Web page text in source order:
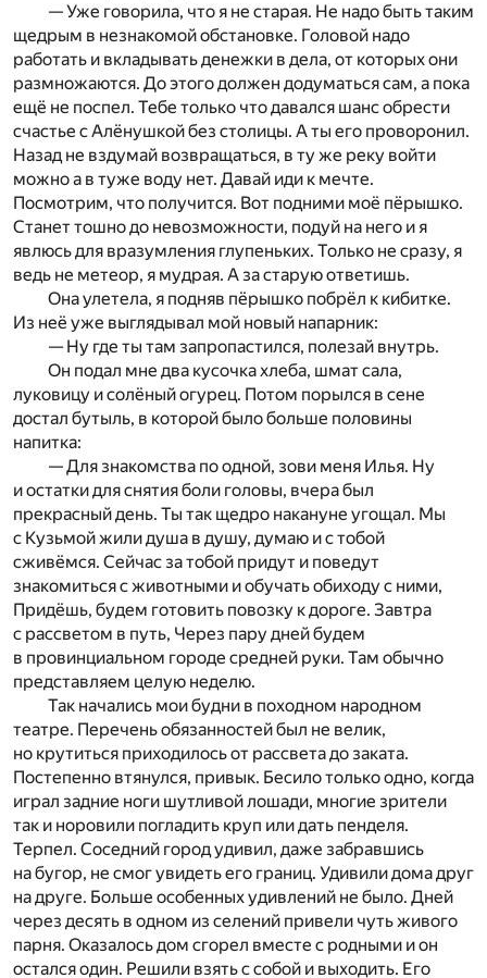
— Уже говорила, что я не старая. Не надо быть таким
щедрым в незнакомой обстановке. Головой надо
работать и вкладывать денежки в дела, от которых они
размножаются. До этого должен додуматься сам, а пока
ещё не поспел. Тебе только что давался шанс обрести
счастье с Алёнушкой без столицы. А ты его проворонил.
Назад не вздумай возвращаться, в ту же реку войти
можно а в туже воду нет. Давай иди к мечте.
Посмотрим, что получится. Вот подними моё пёрышко.
Станет тошно до невозможности, подуй на него и я
явлюсь для вразумления глупеньких. Только не сразу, я
ведь не метеор, я мудрая. А за старую ответишь.
Она улетела, я подняв пёрышко побрёл к кибитке.
Из неё уже выглядывал мой новый напарник:
— Ну где ты там запропастился, полезай внутрь.
Он подал мне два кусочка хлеба, шмат сала,
луковицу и солёный огурец. Потом порылся в сене
достал бутыль, в которой было больше половины
напитка:
— Для знакомства по одной, зови меня Илья. Ну
и остатки для снятия боли головы, вчера был
прекрасный день. Ты так щедро накануне угощал. Мы
с Кузьмой жили душа в душу, думаю и с тобой
сживёмся. Сейчас за тобой придут и поведут
знакомиться с животными и обучать обиходу с ними,
Придёшь, будем готовить повозку к дороге. Завтра
с рассветом в путь, Через пару дней будем
в провинциальном городе средней руки. Там обычно
представляем целую неделю.
Так начались мои будни в походном народном
театре. Перечень обязанностей был не велик,
но крутиться приходилось от рассвета до заката.
Постепенно втянулся, привык. Бесило только одно, когда
играл задние ноги шутливой лошади, многие зрители
так и норовили погладить круп или дать пенделя.
Терпел. Соседний город удивил, даже забравшись
на бугор, не смог увидеть его границ. Удивили дома друг
на друге. Больше особенных удивлений не было. Дней
через десять в одном из селений привели чуть живого
парня. Оказалось дом сгорел вместе с родными и он
остался один. Решили взять с собой и выходить. Его